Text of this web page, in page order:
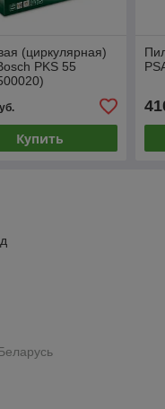
(циркулярная)
PKS 55
Купить